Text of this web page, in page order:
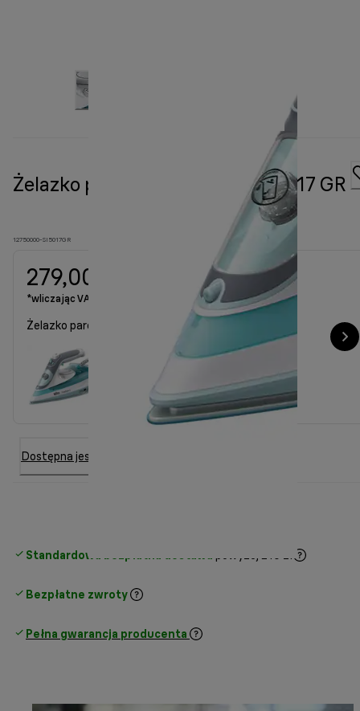
Żelazko parowe FreeStyle 5SI 5017 GR
12750000-SI5017GR
279,00 zł
*wliczając VAT
Żelazko parowe FreeStyle 5SI 5017 GR
Dostępna jest 6 inna opcja
Standardowa bezpłatna dostawa powyżej 210 zł
Bezpłatne zwroty
Pełna gwarancja producenta